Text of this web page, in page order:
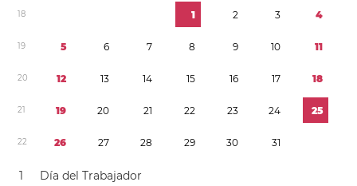
18 1 2 3 4
19 5 6 7 8 9 10 11
20 12 13 14 15 16 17 18
21 19 20 21 22 23 24 25
22 26 27 28 29 30 31
1
Día del Trabajador